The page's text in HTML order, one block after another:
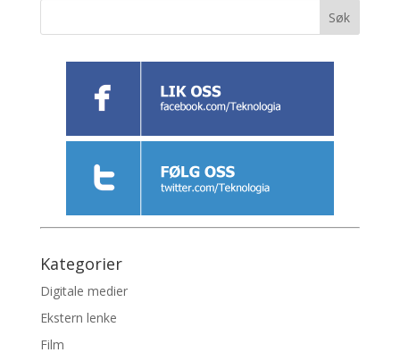
Kategorier
Digitale medier
Ekstern lenke
Film